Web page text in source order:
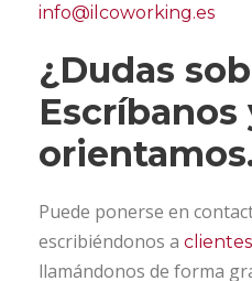
info@ilcoworking.es
¿Dudas
Escríbanos
Puede ponerse en
escribiéndonos a
llamándonos de forma